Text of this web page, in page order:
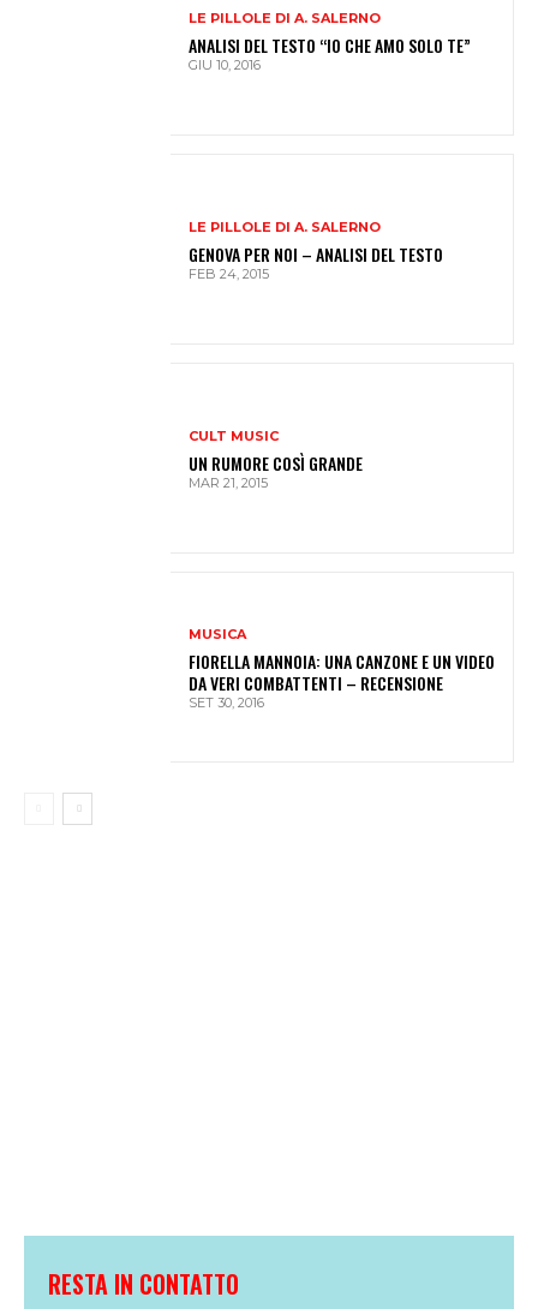
LE PILLOLE DI A. SALERNO
ANALISI DEL TESTO “IO CHE AMO SOLO TE”
GIU 10, 2016
LE PILLOLE DI A. SALERNO
GENOVA PER NOI – ANALISI DEL TESTO
FEB 24, 2015
CULT MUSIC
UN RUMORE COSÌ GRANDE
MAR 21, 2015
MUSICA
FIORELLA MANNOIA: UNA CANZONE E UN VIDEO
DA VERI COMBATTENTI – RECENSIONE
SET 30, 2016
RESTA IN CONTATTO